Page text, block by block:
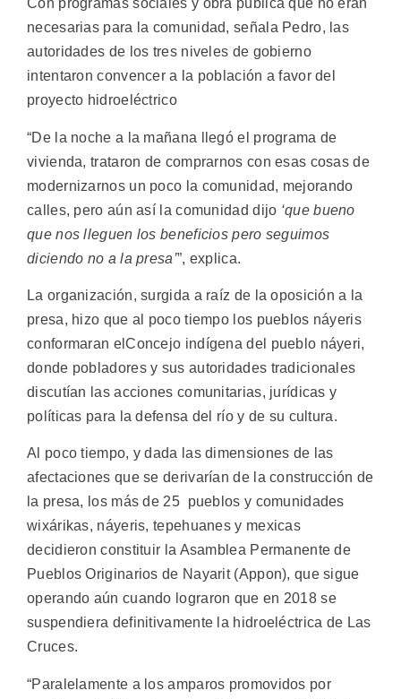
Con programas sociales y obra pública que no eran
necesarias para la comunidad, señala Pedro, las
autoridades de los tres niveles de gobierno
intentaron convencer a la población a favor del
proyecto hidroeléctrico
“De la noche a la mañana llegó el programa de
vivienda, trataron de comprarnos con esas cosas de
modernizarnos un poco la comunidad, mejorando
calles, pero aún así la comunidad dijo ‘que bueno
que nos lleguen los beneficios pero seguimos
diciendo no a la presa’”, explica.
La organización, surgida a raíz de la oposición a la
presa, hizo que al poco tiempo los pueblos náyeris
conformaran elConcejo indígena del pueblo náyeri,
donde pobladores y sus autoridades tradicionales
discutían las acciones comunitarias, jurídicas y
políticas para la defensa del río y de su cultura.
Al poco tiempo, y dada las dimensiones de las
afectaciones que se derivarían de la construcción de
la presa, los más de 25 pueblos y comunidades
wixárikas, náyeris, tepehuanes y mexicas
decidieron constituir la Asamblea Permanente de
Pueblos Originarios de Nayarit (Appon), que sigue
operando aún cuando lograron que en 2018 se
suspendiera definitivamente la hidroeléctrica de Las
Cruces.
“Paralelamente a los amparos promovidos por